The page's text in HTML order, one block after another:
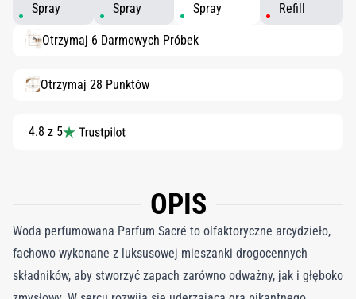
Spray
Spray
Spray
Refill
Otrzymaj 6 Darmowych Próbek
Otrzymaj 28 Punktów
4.8 z 5
OPIS
Woda perfumowana Parfum Sacré to olfaktoryczne arcydzieło,
fachowo wykonane z luksusowej mieszanki drogocennych
składników, aby stworzyć zapach zarówno odważny, jak i głęboko